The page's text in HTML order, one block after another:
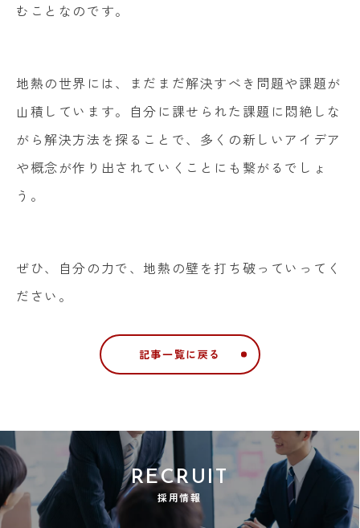
むことなのです。
地熱の世界には、まだまだ解決すべき問題や課題が
山積しています。自分に課せられた課題に悶絶しな
がら解決方法を探ることで、多くの新しいアイデア
や概念が作り出されていくことにも繋がるでしょ
う。
ぜひ、自分の力で、地熱の壁を打ち破っていってく
ださい。
記事一覧に戻る
RECRUIT
採用情報